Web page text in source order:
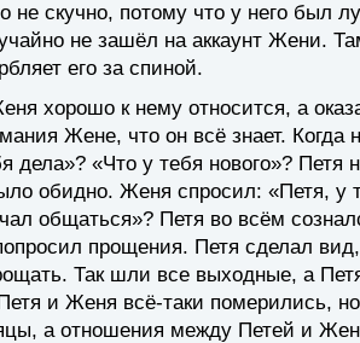
не скучно, потому что у него был
не зашёл на аккаунт Жени.
его за спиной.
хорошо к нему относится, а
Жене, что он всё знает. Когда
дела»? «Что у тебя нового»? Петя
обидно. Женя спросил: «Петя, у
общаться»? Петя во всём
прощения. Петя сделал
Так шли все выходные, а
и Женя всё-таки померились, но
а отношения между Петей и